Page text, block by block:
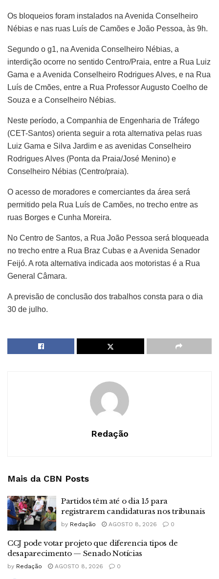
Os bloqueios foram instalados na Avenida Conselheiro
Nébias e nas ruas Luís de Camões e João Pessoa, às 9h.
Segundo o g1, na Avenida Conselheiro Nébias, a
interdição ocorre no sentido Centro/Praia, entre a Rua Luiz
Gama e a Avenida Conselheiro Rodrigues Alves, e na Rua
Luís de Cmões, entre a Rua Professor Augusto Coelho de
Souza e a Conselheiro Nébias.
Neste período, a Companhia de Engenharia de Tráfego
(CET-Santos) orienta seguir a rota alternativa pelas ruas
Luiz Gama e Silva Jardim e as avenidas Conselheiro
Rodrigues Alves (Ponta da Praia/José Menino) e
Conselheiro Nébias (Centro/praia).
O acesso de moradores e comerciantes da área será
permitido pela Rua Luís de Camões, no trecho entre as
ruas Borges e Cunha Moreira.
No Centro de Santos, a Rua João Pessoa será bloqueada
no trecho entre a Rua Braz Cubas e a Avenida Senador
Feijó. A rota alternativa indicada aos motoristas é a Rua
General Câmara.
A previsão de conclusão dos trabalhos consta para o dia
30 de julho.
Redação
Mais da CBN Posts
Partidos têm até o dia 15 para
registrarem candidaturas nos tribunais
by Redação AGOSTO 8, 2026 0
CCJ pode votar projeto que diferencia tipos de
desaparecimento — Senado Notícias
by Redação AGOSTO 8, 2026 0